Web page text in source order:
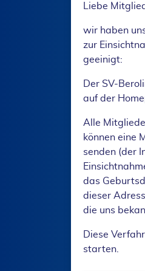
Liebe
wir haben
zur
geeinigt:
Der SV-
auf der
Alle
können eine
senden (der
das
dieser
die uns
Diese
starten.